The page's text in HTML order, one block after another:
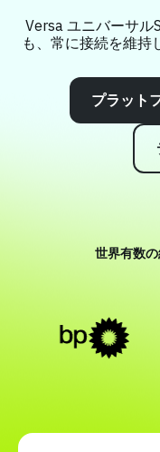
Versa ユニバーサル
も、常に接続を維持
プラット
世界有数